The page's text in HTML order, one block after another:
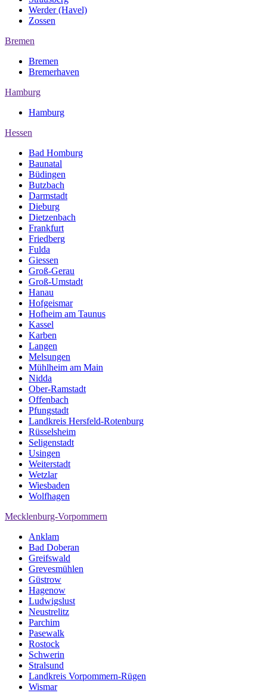
Werder (Havel)
Zossen
Bremen
Bremen
Bremerhaven
Hamburg
Hamburg
Hessen
Bad Homburg
Baunatal
Büdingen
Butzbach
Darmstadt
Dieburg
Dietzenbach
Frankfurt
Friedberg
Fulda
Giessen
Groß-Gerau
Groß-Umstadt
Hanau
Hofgeismar
Hofheim am Taunus
Kassel
Karben
Langen
Melsungen
Mühlheim am Main
Nidda
Ober-Ramstadt
Offenbach
Pfungstadt
Landkreis Hersfeld-Rotenburg
Rüsselsheim
Seligenstadt
Usingen
Weiterstadt
Wetzlar
Wiesbaden
Wolfhagen
Mecklenburg-Vorpommern
Anklam
Bad Doberan
Greifswald
Grevesmühlen
Güstrow
Hagenow
Ludwigslust
Neustrelitz
Parchim
Pasewalk
Rostock
Schwerin
Stralsund
Landkreis Vorpommern-Rügen
Wismar